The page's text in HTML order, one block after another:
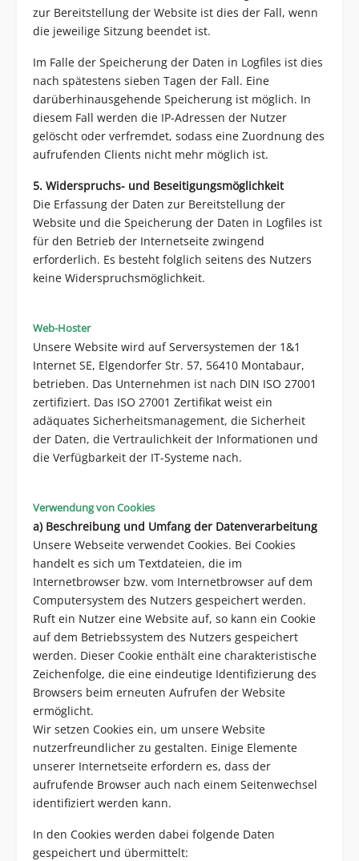
zur Bereitstellung der Website ist dies der Fall, wenn
die jeweilige Sitzung beendet ist.
Im Falle der Speicherung der Daten in Logfiles ist dies
nach spätestens sieben Tagen der Fall. Eine
darüberhinausgehende Speicherung ist möglich. In
diesem Fall werden die IP-Adressen der Nutzer
gelöscht oder verfremdet, sodass eine Zuordnung des
aufrufenden Clients nicht mehr möglich ist.
5. Widerspruchs- und Beseitigungsmöglichkeit
Die Erfassung der Daten zur Bereitstellung der
Website und die Speicherung der Daten in Logfiles ist
für den Betrieb der Internetseite zwingend
erforderlich. Es besteht folglich seitens des Nutzers
keine Widerspruchsmöglichkeit.
Web-Hoster
Unsere Website wird auf Serversystemen der 1&1
Internet SE, Elgendorfer Str. 57, 56410 Montabaur,
betrieben. Das Unternehmen ist nach DIN ISO 27001
zertifiziert. Das ISO 27001 Zertifikat weist ein
adäquates Sicherheitsmanagement, die Sicherheit
der Daten, die Vertraulichkeit der Informationen und
die Verfügbarkeit der IT-Systeme nach.
Verwendung von Cookies
a) Beschreibung und Umfang der Datenverarbeitung
Unsere Webseite verwendet Cookies. Bei Cookies
handelt es sich um Textdateien, die im
Internetbrowser bzw. vom Internetbrowser auf dem
Computersystem des Nutzers gespeichert werden.
Ruft ein Nutzer eine Website auf, so kann ein Cookie
auf dem Betriebssystem des Nutzers gespeichert
werden. Dieser Cookie enthält eine charakteristische
Zeichenfolge, die eine eindeutige Identifizierung des
Browsers beim erneuten Aufrufen der Website
ermöglicht.
Wir setzen Cookies ein, um unsere Website
nutzerfreundlicher zu gestalten. Einige Elemente
unserer Internetseite erfordern es, dass der
aufrufende Browser auch nach einem Seitenwechsel
identifiziert werden kann.
In den Cookies werden dabei folgende Daten
gespeichert und übermittelt: